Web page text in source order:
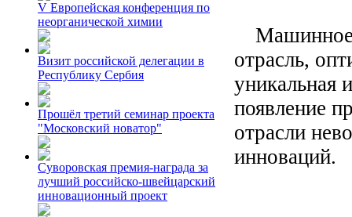
V Европейская конференция по
неорганической химии
Визит российской делегации в
Республику Сербия
Прошёл третий семинар проекта
"Московский новатор"
Суворовская премия-награда за
лучший российско-швейцарский
инновационный проект
Машинное
отрасль,
уникальная
появление
отрасли
инноваций.